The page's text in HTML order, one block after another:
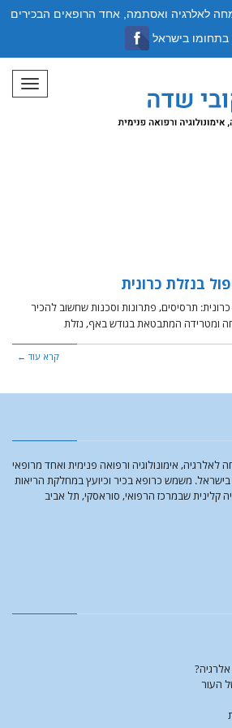
תפריט
בנזלת כרונית
תרסיסים, פתרונות וסכנות שחשוב להכיר
ומטרידה המתבטאת בגודש באף, נזלת
קרא עוד ←
לאלרגיה, אימונולוגיה ורפואה פנימית ואחד מרופאי
משמש כרופא בכיר וכיועץ במחלקת הריאות
קלינית שבמרכז הרפואי, סוראסקי, תל אביב
העור
לאלרגיה ואסתמה, אחד הרופאים הבכירים
בתחומו בישראל